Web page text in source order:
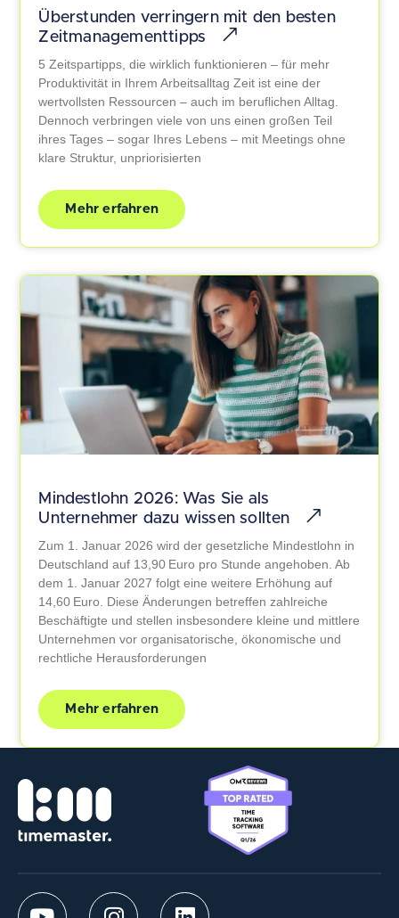
Überstunden verringern mit den besten
Zeitmanagementtipps
5 Zeitspartipps, die wirklich funktionieren – für mehr
Produktivität in Ihrem Arbeitsalltag Zeit ist eine der
wertvollsten Ressourcen – auch im beruflichen Alltag.
Dennoch verbringen viele von uns einen großen Teil
ihres Tages – sogar Ihres Lebens – mit Meetings ohne
klare Struktur, unpriorisierten
Mehr erfahren
Mindestlohn 2026: Was Sie als
Unternehmer dazu wissen sollten
Zum 1. Januar 2026 wird der gesetzliche Mindestlohn in
Deutschland auf 13,90 Euro pro Stunde angehoben. Ab
dem 1. Januar 2027 folgt eine weitere Erhöhung auf
14,60 Euro. Diese Änderungen betreffen zahlreiche
Beschäftigte und stellen insbesondere kleine und mittlere
Unternehmen vor organisatorische, ökonomische und
rechtliche Herausforderungen
Mehr erfahren